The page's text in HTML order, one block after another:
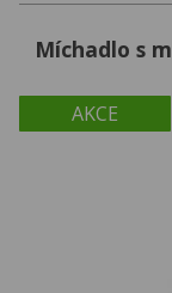
AKCE
Míchadlo s